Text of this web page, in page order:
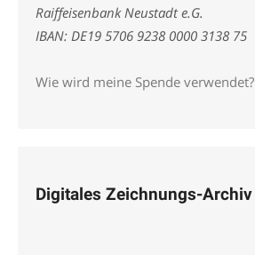
Raiffeisenbank Neustadt e.G.
IBAN: DE19 5706 9238 0000 3138 75
Wie wird meine Spende verwendet?
Digitales Zeichnungs-Archiv